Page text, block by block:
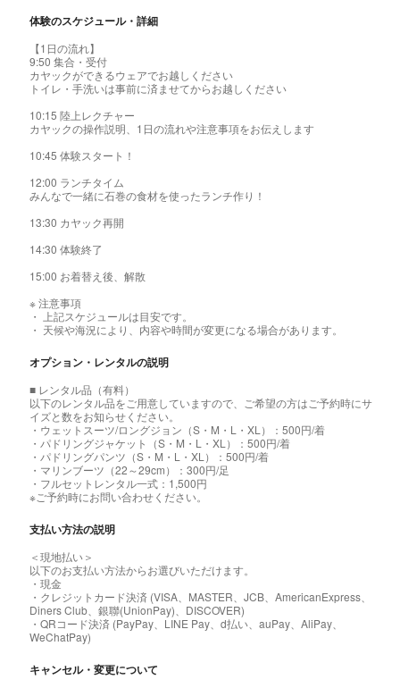
体験のスケジュール・詳細
【1日の流れ】
9:50 集合・受付
カヤックができるウェアでお越しください
トイレ・手洗いは事前に済ませてからお越しください
10:15 陸上レクチャー
カヤックの操作説明、1日の流れや注意事項をお伝えします
10:45 体験スタート！
12:00 ランチタイム
みんなで一緒に石巻の食材を使ったランチ作り！
13:30 カヤック再開
14:30 体験終了
15:00 お着替え後、解散
※ 注意事項
・ 上記スケジュールは目安です。
・ 天候や海況により、内容や時間が変更になる場合があります。
オプション・レンタルの説明
■ レンタル品（有料）
以下のレンタル品をご用意していますので、ご希望の方はご予約時にサ
イズと数をお知らせください。
・ウェットスーツ/ロングジョン（S・M・L・XL）：500円/着
・パドリングジャケット（S・M・L・XL）：500円/着
・パドリングパンツ（S・M・L・XL）：500円/着
・マリンブーツ（22～29cm）：300円/足
・フルセットレンタル一式：1,500円
※ご予約時にお問い合わせください。
支払い方法の説明
＜現地払い＞
以下のお支払い方法からお選びいただけます。
・現金
・クレジットカード決済 (VISA、MASTER、JCB、AmericanExpress、
Diners Club、銀聯(UnionPay)、DISCOVER)
・QRコード決済 (PayPay、LINE Pay、d払い、auPay、AliPay、
WeChatPay)
キャンセル・変更について